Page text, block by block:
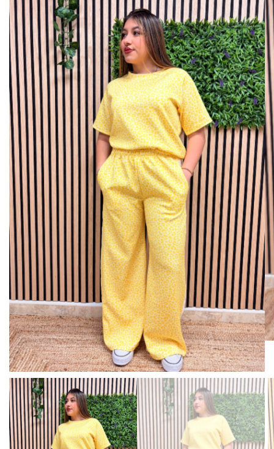
FIANZA TIKTOK
MODA CHICA
BEAUTY
PERFUMES
BISUTERIA
BOLSOS Y MONEDEROS
CALZADO
COMPLEMENTOS
TECNOLOGIA
HOGAR
TARJETAS REGALO